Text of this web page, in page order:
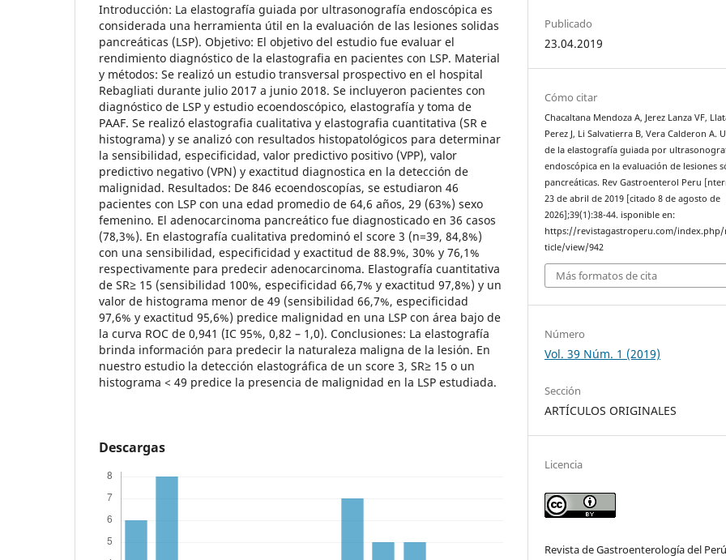
Introducción: La elastografía guiada por ultrasonografía endoscópica es
considerada una herramienta útil en la evaluación de las lesiones solidas
pancreáticas (LSP). Objetivo: El objetivo del estudio fue evaluar el
rendimiento diagnóstico de la elastografia en pacientes con LSP. Material
y métodos: Se realizó un estudio transversal prospectivo en el hospital
Rebagliati durante julio 2017 a junio 2018. Se incluyeron pacientes con
diagnóstico de LSP y estudio ecoendoscópico, elastografía y toma de
PAAF. Se realizó elastografia cualitativa y elastografia cuantitativa (SR e
histograma) y se analizó con resultados histopatológicos para determinar
la sensibilidad, especificidad, valor predictivo positivo (VPP), valor
predictivo negativo (VPN) y exactitud diagnostica en la detección de
malignidad. Resultados: De 846 ecoendoscopías, se estudiaron 46
pacientes con LSP con una edad promedio de 64,6 años, 29 (63%) sexo
femenino. El adenocarcinoma pancreático fue diagnosticado en 36 casos
(78,3%). En elastografía cualitativa predominó el score 3 (n=39, 84,8%)
con una sensibilidad, especificidad y exactitud de 88.9%, 30% y 76,1%
respectivamente para predecir adenocarcinoma. Elastografía cuantitativa
de SR≥ 15 (sensibilidad 100%, especificidad 66,7% y exactitud 97,8%) y un
valor de histograma menor de 49 (sensibilidad 66,7%, especificidad
97,6% y exactitud 95,6%) predice malignidad en una LSP con área bajo de
la curva ROC de 0,941 (IC 95%, 0,82 – 1,0). Conclusiones: La elastografía
brinda información para predecir la naturaleza maligna de la lesión. En
nuestro estudio la detección elastográfica de un score 3, SR≥ 15 o un
histograma < 49 predice la presencia de malignidad en la LSP estudiada.
Descargas
Publicado
23.04.2019
Cómo citar
Chacaltana Mendoza A, Jerez Lanza VF,
Perez J, Li Salvatierra B, Vera Calderon A.
de la elastografía guiada por
endoscópica en la evaluación de lesiones
pancreáticas. Rev Gastroenterol Peru
23 de abril de 2019 [citado 8 de agosto de
2026];39(1):38-44. isponible en:
https://revistagastroperu.com/
ticle/view/942
Más formatos de cita
Número
Vol. 39 Núm. 1 (2019)
Sección
ARTÍCULOS ORIGINALES
Licencia
Revista de Gastroenterología del